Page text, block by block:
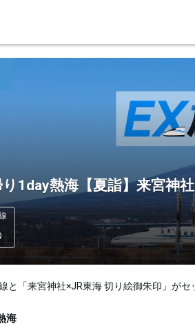
り1day熱海【夏詣】来宮神
と「来宮神社×JR東海 切り絵御朱印」が
海